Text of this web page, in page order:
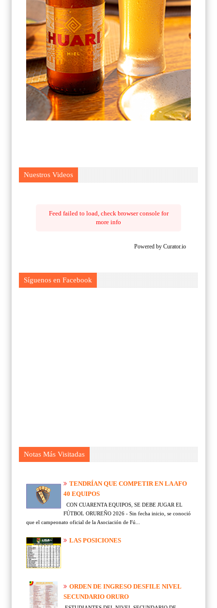
Nuestros Videos
Feed failed to load, check browser console for
more info
Powered by Curator.io
Síguenos en Facebook
Notas Más Visitadas
TENDRÍAN QUE COMPETIR EN LA AFO
40 EQUIPOS
CON CUARENTA EQUIPOS, SE DEBE JUGAR EL
FÚTBOL ORUREÑO 2026 - Sin fecha inicio, se conoció
que el campeonato oficial de la Asociación de Fú...
LAS POSICIONES
ORDEN DE INGRESO DESFILE NIVEL
SECUNDARIO ORURO